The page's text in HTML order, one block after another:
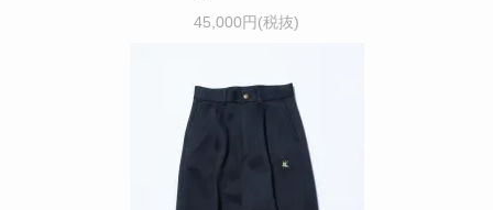
45,000円(税抜)